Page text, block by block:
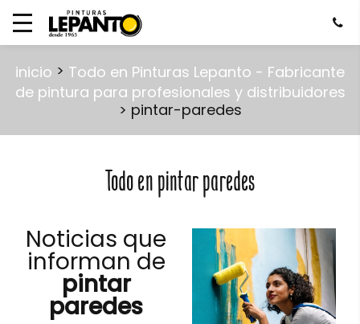
inicio > Todo en Pinturas Lepanto - Fabricante
de pintura para profesionales y distribuidores
> pintar-paredes
Todo en pintar paredes
Noticias que
informan de
pintar
paredes